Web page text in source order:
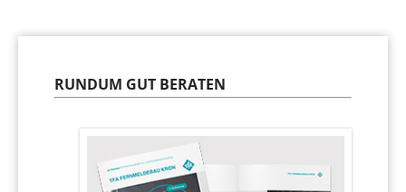
RUNDUM GUT BERATEN